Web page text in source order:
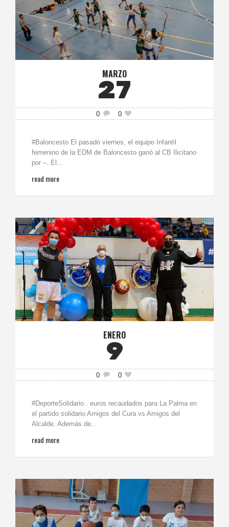
MARZO
27
0 0
#Baloncesto El pasado viernes, el equipo Infantil
femenino de la EDM de Baloncesto ganó al CB Ilicitano
por –. El...
read more
ENERO
9
0 0
#DeporteSolidario . euros recaudados para La Palma en
el partido solidario Amigos del Cura vs Amigos del
Alcalde. Además de...
read more